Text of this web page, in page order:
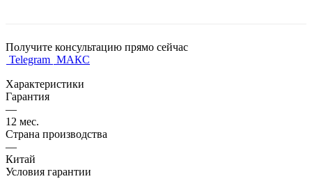
Получите консультацию прямо сейчас
Telegram МАКС
Характеристики
Гарантия
—
12 мес.
Страна производства
—
Китай
Условия гарантии